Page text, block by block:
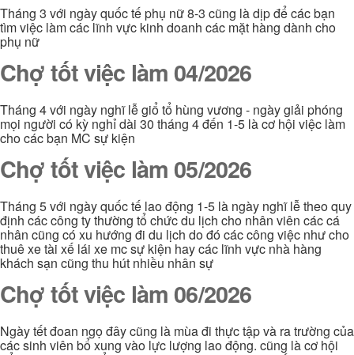
Tháng 3 với ngày quốc tế phụ nữ 8-3 cũng là dịp để các bạn
tìm việc làm các lĩnh vực kinh doanh các mặt hàng dành cho
phụ nữ
Chợ tốt việc làm 04/2026
Tháng 4 với ngày nghĩ lễ giổ tổ hùng vương - ngày giải phóng
mọi người có kỳ nghỉ dài 30 tháng 4 đến 1-5 là cơ hội việc làm
cho các bạn MC sự kiện
Chợ tốt việc làm 05/2026
Tháng 5 với ngày quốc tế lao động 1-5 là ngày nghĩ lễ theo quy
định các công ty thường tổ chức du lịch cho nhân viên các cá
nhân cũng có xu hướng đi du lịch do đó các công việc như cho
thuê xe tài xế lái xe mc sự kiện hay các lĩnh vực nhà hàng
khách sạn cũng thu hút nhiều nhân sự
Chợ tốt việc làm 06/2026
Ngày tết đoan ngọ đây cũng là mùa đi thực tập và ra trường của
các sinh viên bổ xung vào lực lượng lao động. cũng là cơ hội